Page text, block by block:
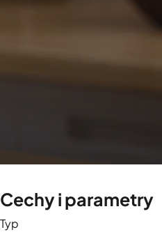
Cechy i parametry
Typ